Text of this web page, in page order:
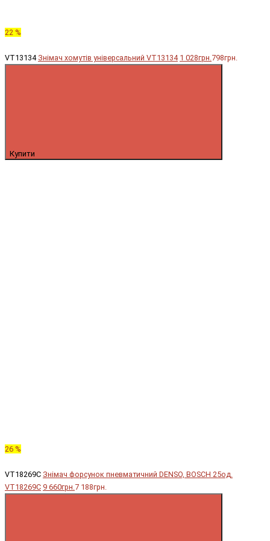
22 %
VT13134 Знімач хомутів універсальний VT13134 1 028грн.798грн.
Купити
26 %
VT18269C Знімач форсунок пневматичний DENSO, BOSCH 25од.
VT18269C 9 660грн.7 188грн.